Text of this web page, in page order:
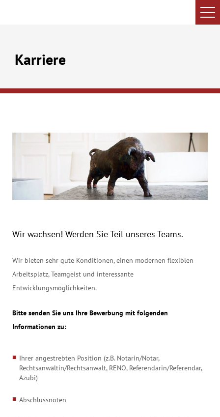
Karriere
Wir wachsen! Werden Sie Teil unseres Teams.
Wir bieten sehr gute Konditionen, einen modernen flexiblen
Arbeitsplatz, Teamgeist und interessante
Entwicklungsmöglichkeiten.
Bitte senden Sie uns Ihre Bewerbung mit folgenden
Informationen zu:
Ihrer angestrebten Position (z.B. Notarin/Notar,
Rechtsanwältin/Rechtsanwalt, RENO, Referendarin/Referendar,
Azubi)
Abschlussnoten